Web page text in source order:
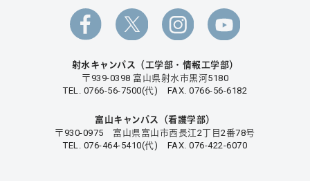
射水キャンパス（工学部・情報工学部）
〒939-0398 富山県射水市黒河5180
TEL. 0766-56-7500(代) FAX. 0766-56-6182
富山キャンパス（看護学部）
〒930-0975 富山県富山市西長江2丁目2番78号
TEL. 076-464-5410(代) FAX. 076-422-6070